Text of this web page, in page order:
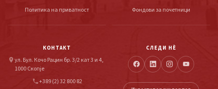
Политика на приватност
Фондови за почетници
КОНТАКТ
location_on ул. Бул. Кочо Рацин бр. 3/2 кат 3 и 4,
1000 Скопје
phone+389 (2) 32 800 82
СЛЕДИ НÈ